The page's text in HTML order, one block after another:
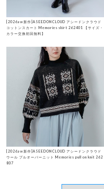
[2026aw新作]ASEEDONCLOUD アシードンクラウド
コットンスカート Memories skirt 262401 【サイズ・
カラー交換初回無料】
[2026aw新作]ASEEDONCLOUD アシードンクラウド
ウール プルオーバーニット Memories pull on knit 262
807